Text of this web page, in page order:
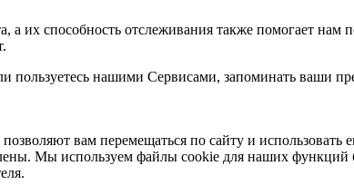
их способность отслеживания также помогает нам
нашими Сервисами, запоминать ваши
вам перемещаться по сайту и использовать
Мы используем файлы cookie для наших функций